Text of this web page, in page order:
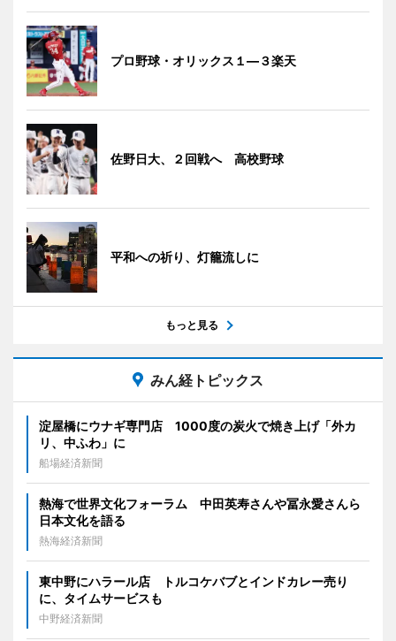
プロ野球・オリックス１―３楽天
佐野日大、２回戦へ 高校野球
平和への祈り、灯籠流しに
もっと見る
みん経トピックス
淀屋橋にウナギ専門店 1000度の炭火で焼き上げ「外カ
リ、中ふわ」に
船場経済新聞
熱海で世界文化フォーラム 中田英寿さんや冨永愛さんら
日本文化を語る
熱海経済新聞
東中野にハラール店 トルコケバブとインドカレー売り
に、タイムサービスも
中野経済新聞